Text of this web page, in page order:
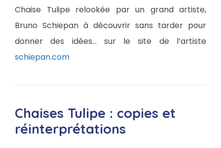
Chaise Tulipe relookée par un grand artiste,
Bruno Schiepan à découvrir sans tarder pour
donner des idées… sur le site de l’artiste
schiepan.com
Chaises Tulipe : copies et
réinterprétations